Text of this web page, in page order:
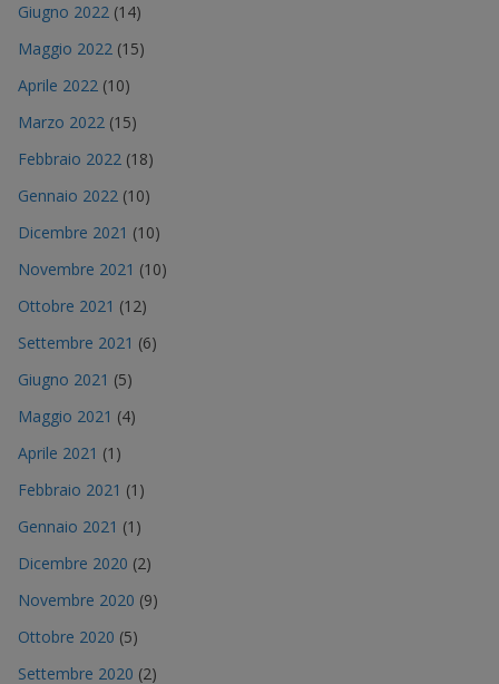
Giugno 2022 (14)
Maggio 2022 (15)
Aprile 2022 (10)
Marzo 2022 (15)
Febbraio 2022 (18)
Gennaio 2022 (10)
Dicembre 2021 (10)
Novembre 2021 (10)
Ottobre 2021 (12)
Settembre 2021 (6)
Giugno 2021 (5)
Maggio 2021 (4)
Aprile 2021 (1)
Febbraio 2021 (1)
Gennaio 2021 (1)
Dicembre 2020 (2)
Novembre 2020 (9)
Ottobre 2020 (5)
Settembre 2020 (2)